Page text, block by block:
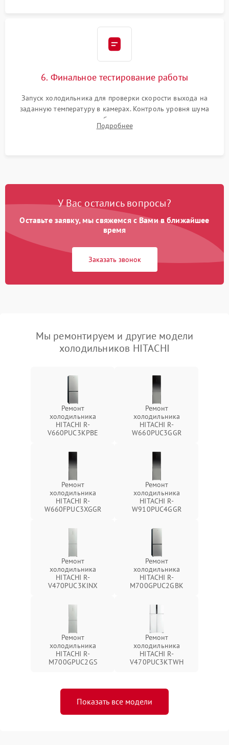
6. Финальное тестирование работы
Запуск холодильника для проверки скорости выхода на
заданную температуру в камерах. Контроль уровня шума
компрессора, отсутствия обмерзания стенок и корректного
срабатывания системы автоматической оттайки.
Подробнее
У Вас остались вопросы?
Оставьте заявку, мы свяжемся с Вами в ближайшее
время
Заказать звонок
Мы ремонтируем и другие модели
холодильников HITACHI
Ремонт
холодильника
HITACHI R-
V660PUC3KPBE
Ремонт
холодильника
HITACHI R-
W660PUC3GGR
Ремонт
холодильника
HITACHI R-
W660FPUC3XGGR
Ремонт
холодильника
HITACHI R-
W910PUC4GGR
Ремонт
холодильника
HITACHI R-
V470PUC3KINX
Ремонт
холодильника
HITACHI R-
M700GPUC2GBK
Ремонт
холодильника
HITACHI R-
M700GPUC2GS
Ремонт
холодильника
HITACHI R-
V470PUC3KTWH
Показать все модели